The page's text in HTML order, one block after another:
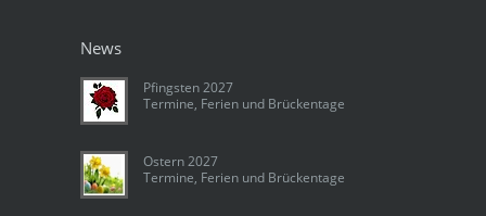
News
Pfingsten 2027
Termine, Ferien und Brückentage
Ostern 2027
Termine, Ferien und Brückentage